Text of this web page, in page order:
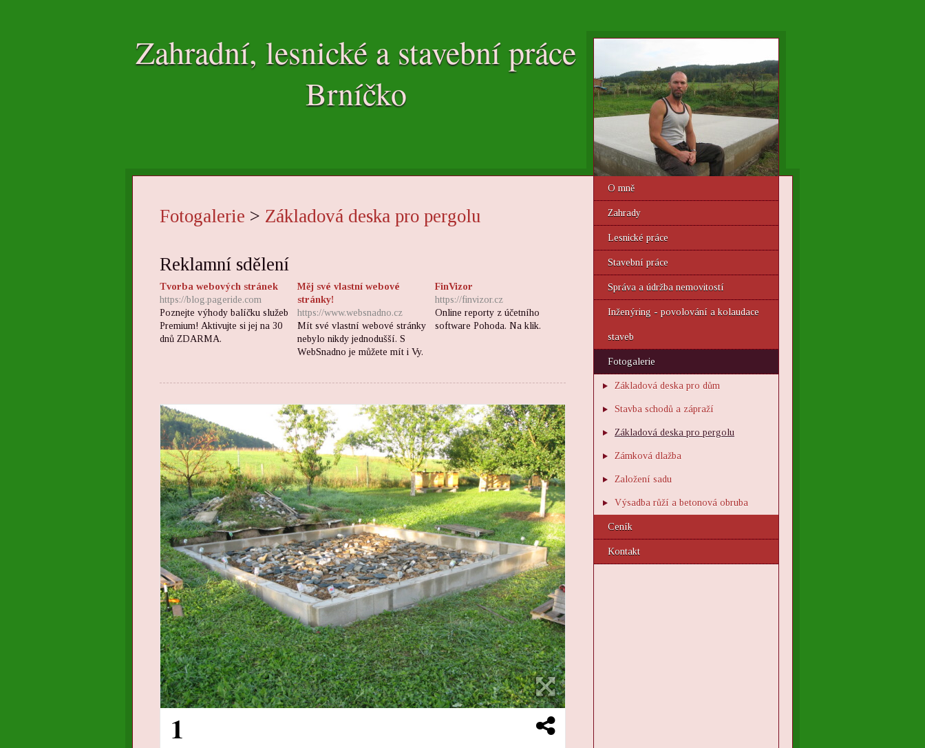
Zahradní, lesnické a stavební práce
Brníčko
Fotogalerie > Základová deska pro pergolu
Reklamní sdělení
Tvorba webových stránek
https://blog.pageride.com
Poznejte výhody balíčku služeb
Premium! Aktivujte si jej na 30
dnů ZDARMA.
Měj své vlastní webové
stránky!
https://www.websnadno.cz
Mít své vlastní webové stránky
nebylo nikdy jednodušší. S
WebSnadno je můžete mít i Vy.
FinVizor
https://finvizor.cz
Online reporty z účetního
software Pohoda. Na klik.
1
O mně
Zahrady
Lesnické práce
Stavební práce
Správa a údržba nemovitostí
Inženýring - povolování a kolaudace
staveb
Fotogalerie
Základová deska pro dům
Stavba schodů a zápraží
Základová deska pro pergolu
Zámková dlažba
Založení sadu
Výsadba růží a betonová obruba
Ceník
Kontakt